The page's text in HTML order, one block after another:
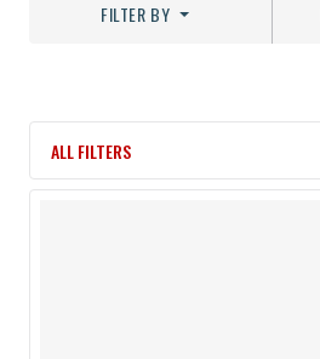
ALL FILTERS
FILTER BY